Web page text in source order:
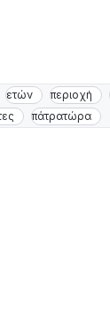
ετών περιοχή
πάτρατώρα